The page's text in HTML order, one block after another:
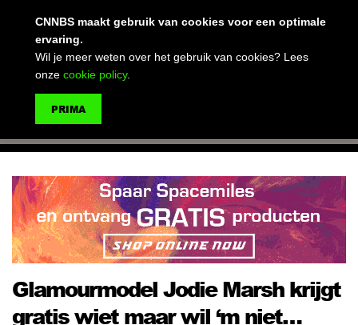
Glamourmodel Jodie Marsh krijgt
gratis wiet maar wil ‘m niet…
CNNBS maakt gebruik van cookies voor een optimale
ervaring.
Wil je meer weten over het gebruik van cookies? Lees
onze cookie policy.
PRIMA